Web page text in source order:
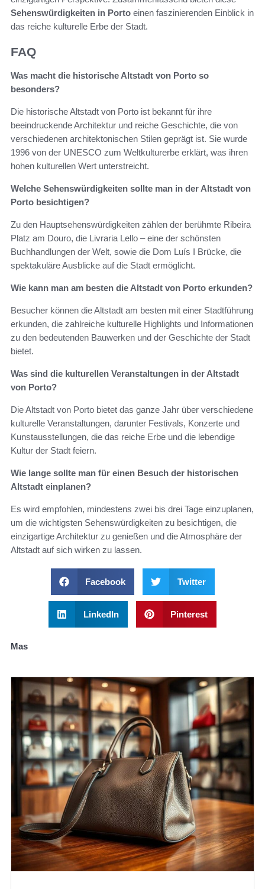
Sehenswürdigkeiten in Porto einen faszinierenden Einblick in
das reiche kulturelle Erbe der Stadt.
FAQ
Was macht die historische Altstadt von Porto so
besonders?
Die historische Altstadt von Porto ist bekannt für ihre
beeindruckende Architektur und reiche Geschichte, die von
verschiedenen architektonischen Stilen geprägt ist. Sie wurde
1996 von der UNESCO zum Weltkulturerbe erklärt, was ihren
hohen kulturellen Wert unterstreicht.
Welche Sehenswürdigkeiten sollte man in der Altstadt von
Porto besichtigen?
Zu den Hauptsehenswürdigkeiten zählen der berühmte Ribeira
Platz am Douro, die Livraria Lello – eine der schönsten
Buchhandlungen der Welt, sowie die Dom Luís I Brücke, die
spektakuläre Ausblicke auf die Stadt ermöglicht.
Wie kann man am besten die Altstadt von Porto erkunden?
Besucher können die Altstadt am besten mit einer Stadtführung
erkunden, die zahlreiche kulturelle Highlights und Informationen
zu den bedeutenden Bauwerken und der Geschichte der Stadt
bietet.
Was sind die kulturellen Veranstaltungen in der Altstadt
von Porto?
Die Altstadt von Porto bietet das ganze Jahr über verschiedene
kulturelle Veranstaltungen, darunter Festivals, Konzerte und
Kunstausstellungen, die das reiche Erbe und die lebendige
Kultur der Stadt feiern.
Wie lange sollte man für einen Besuch der historischen
Altstadt einplanen?
Es wird empfohlen, mindestens zwei bis drei Tage einzuplanen,
um die wichtigsten Sehenswürdigkeiten zu besichtigen, die
einzigartige Architektur zu genießen und die Atmosphäre der
Altstadt auf sich wirken zu lassen.
Facebook Twitter
LinkedIn Pinterest
Mas